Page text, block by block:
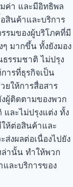
ค่า และมีอิทธิพล
สินค้าและบริการ
รมของผู้บริโภคที่มี
มากขึ้น ทั้งยังมอง
รรมชาติ ไม่ปรุง
ารที่ธุรกิจเป็น
ให้การสื่อสาร
ผู้ติดตามของพวก
และไม่ปรุงแต่ง ทั้ง
ห้ต่อสินค้าและ
งผลต่อเนื่องไปยัง
านั้น ทำให้พวก
และบริการของ